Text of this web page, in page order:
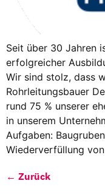
Seit über 30 Jahren
erfolgreicher
Wir sind stolz, dass
Rohrleitungsbauer
rund 75 % unserer
in unserem
Aufgaben:
Wiederverfüllung
← Zurück